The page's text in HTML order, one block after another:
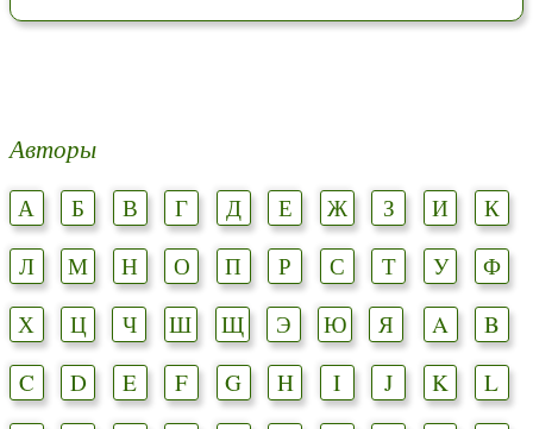
Авторы
А Б В Г Д Е Ж З И
К
Л
М Н О П Р С Т У
Ф
Х
Ц Ч Ш Щ Э Ю Я A
B
C
D E F G H I J K
L